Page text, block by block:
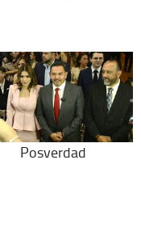
Posverdad